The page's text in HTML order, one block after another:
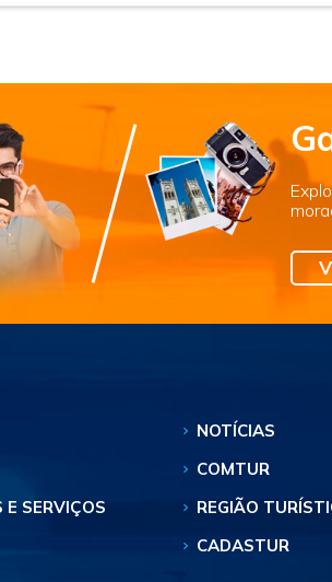
E SERVIÇOS
NOTÍCIAS
COMTUR
REGIÃO
CADASTUR